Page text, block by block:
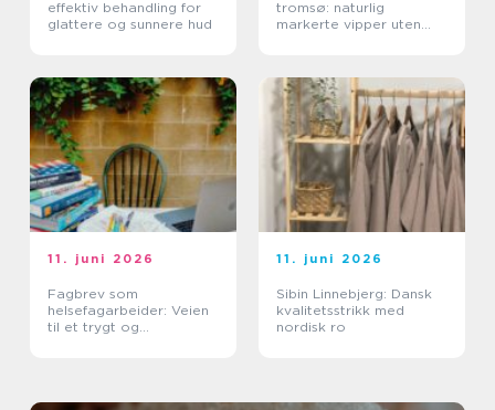
effektiv behandling for
glattere og sunnere hud
tromsø: naturlig
markerte vipper uten
11. juni 2026
Fagbrev som
helsefagarbeider: Veien
til et trygt og
11. juni 2026
Sibin Linnebjerg: Dansk
kvalitetsstrikk med
nordisk ro